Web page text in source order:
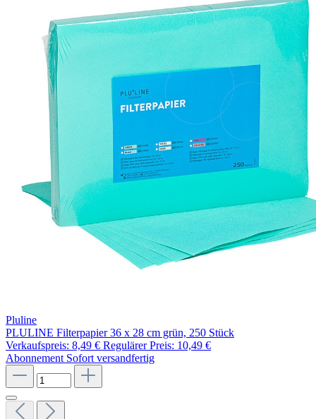
Pluline
PLULINE Filterpapier 36 x 28 cm grün, 250 Stück
Verkaufspreis: 8,49 € Regulärer Preis: 10,49 €
Abonnement Sofort versandfertig